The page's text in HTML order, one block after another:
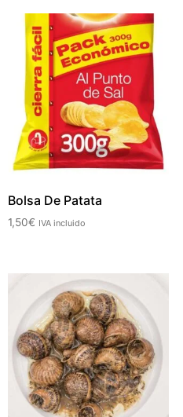
Bolsa De Patata
1,50€ IVA incluido